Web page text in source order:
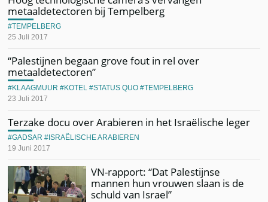
metaaldetectoren bij Tempelberg
25 Juli 2017
TEMPELBERG
“Palestijnen begaan grove fout in rel over
metaaldetectoren”
23 Juli 2017
KLAAGMUUR KOTEL STATUS QUO TEMPELBERG
Terzake docu over Arabieren in het Israëlische leger
19 Juni 2017
GADSAR ISRAËLISCHE ARABIEREN
VN-rapport: “Dat Palestijnse
mannen hun vrouwen slaan is de
schuld van Israel”